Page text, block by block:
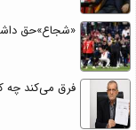
«شجاع»حق
فرق می‌کند چه